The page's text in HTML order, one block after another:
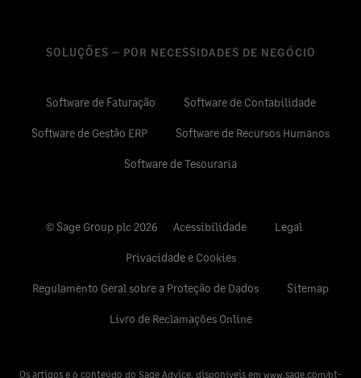
SOLUÇÕES – POR NECESSIDADES DE NEGÓCIO
Software de Faturação Software de Contabilidade
Software de Gestão ERP Software de Recursos Humanos
Software de Tesouraria
© Sage Group plc 2026 Acessibilidade Legal
Privacidade e Cookies
Regulamento Geral sobre a Proteção de Dados Sitemap
Livro de Reclamações Online
Os artigos e o conteúdo do Sage Advice, disponíveis em www.sage.com/pt-